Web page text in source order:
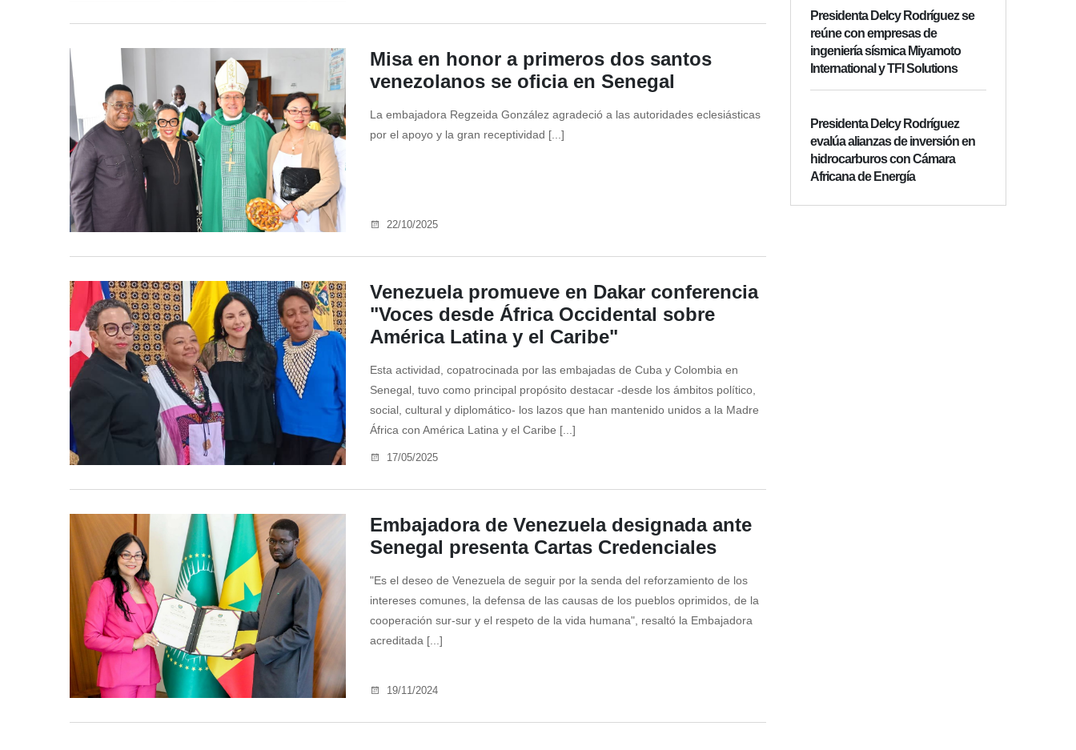
Misa en honor a primeros dos santos
venezolanos se oficia en Senegal
La embajadora Regzeida González agradeció a las autoridades eclesiásticas
por el apoyo y la gran receptividad [...]
22/10/2025
Venezuela promueve en Dakar conferencia
"Voces desde África Occidental sobre
América Latina y el Caribe"
Esta actividad, copatrocinada por las embajadas de Cuba y Colombia en
Senegal, tuvo como principal propósito destacar -desde los ámbitos político,
social, cultural y diplomático- los lazos que han mantenido unidos a la Madre
África con América Latina y el Caribe [...]
17/05/2025
Embajadora de Venezuela designada ante
Senegal presenta Cartas Credenciales
"Es el deseo de Venezuela de seguir por la senda del reforzamiento de los
intereses comunes, la defensa de las causas de los pueblos oprimidos, de la
cooperación sur-sur y el respeto de la vida humana", resaltó la Embajadora
acreditada [...]
19/11/2024
Presidenta Delcy Rodríguez se
reúne con empresas de
ingeniería sísmica Miyamoto
International y TFI Solutions
Presidenta Delcy Rodríguez
evalúa alianzas de inversión en
hidrocarburos con Cámara
Africana de Energía